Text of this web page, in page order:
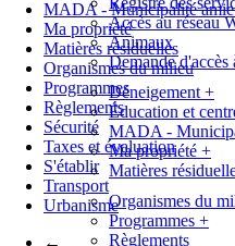
MADA - Municipalité amie
Ma propriété
Matières résiduelles
Organismes du milieu
Programmes
Règlements
Sécurité
Taxes et évaluation
S'établir
Transport
Urbanisme
←
Accès au réseau
Animaux
Demande
Déneigement +
Éducation et
MADA -
Ma propriété +
Matières
Organismes du
Programmes +
Règlements